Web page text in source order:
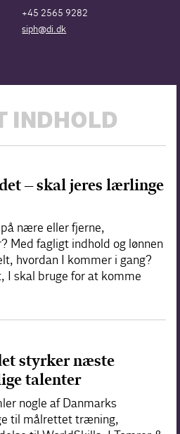
+45 2565 9282
siph@di.dk
INDHOLD
– skal jeres lærlinge
nære eller fjerne,
Med fagligt indhold og lønnen
hvordan I kommer i gang?
I skal bruge for at komme
styrker næste
talenter
nogle af Danmarks
til målrettet træning,